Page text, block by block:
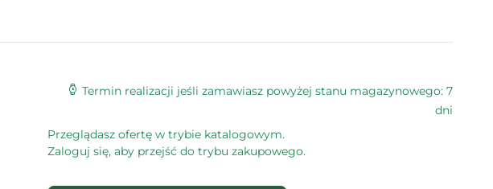
Termin realizacji jeśli zamawiasz powyżej stanu magazynowego: 7
dni
Przeglądasz ofertę w trybie katalogowym.
Zaloguj się, aby przejść do trybu zakupowego.